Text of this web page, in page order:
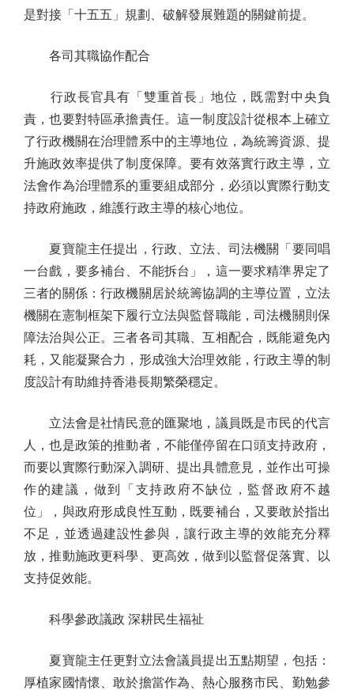
是對接「十五五」規劃、破解發展難題的關鍵前提。
各司其職協作配合
行政長官具有「雙重首長」地位，既需對中央負
責，也要對特區承擔責任。這一制度設計從根本上確立
了行政機關在治理體系中的主導地位，為統籌資源、提
升施政效率提供了制度保障。要有效落實行政主導，立
法會作為治理體系的重要組成部分，必須以實際行動支
持政府施政，維護行政主導的核心地位。
夏寶龍主任提出，行政、立法、司法機關「要同唱
一台戲，要多補台、不能拆台」，這一要求精準界定了
三者的關係：行政機關居於統籌協調的主導位置，立法
機關在憲制框架下履行立法與監督職能，司法機關則保
障法治與公正。三者各司其職、互相配合，既能避免內
耗，又能凝聚合力，形成強大治理效能，行政主導的制
度設計有助維持香港長期繁榮穩定。
立法會是社情民意的匯聚地，議員既是市民的代言
人，也是政策的推動者，不能僅停留在口頭支持政府，
而要以實際行動深入調研、提出具體意見，並作出可操
作的建議，做到「支持政府不缺位，監督政府不越
位」，與政府形成良性互動，既要補台，又要敢於指出
不足，並透過建設性參與，讓行政主導的效能充分釋
放，推動施政更科學、更高效，做到以監督促落實、以
支持促效能。
科學參政議政 深耕民生福祉
夏寶龍主任更對立法會議員提出五點期望，包括：
厚植家國情懷、敢於擔當作為、熱心服務市民、勤勉參